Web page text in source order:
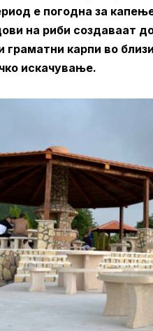
е погодна за
на риби создаваат
граматни карпи во
искачување.